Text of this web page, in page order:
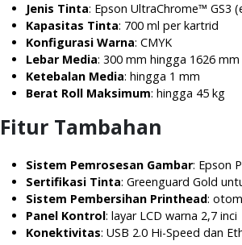
Jenis Tinta: Epson UltraChrome™ GS3
Kapasitas Tinta: 700 ml per kartrid
Konfigurasi Warna: CMYK
Lebar Media: 300 mm hingga 1626 mm
Ketebalan Media: hingga 1 mm
Berat Roll Maksimum: hingga 45 kg
Fitur Tambahan
Sistem Pemrosesan Gambar: Epson
Sertifikasi Tinta: Greenguard Gold
Sistem Pembersihan Printhead:
Panel Kontrol: layar LCD warna 2,7 inci
Konektivitas: USB 2.0 Hi-Speed dan